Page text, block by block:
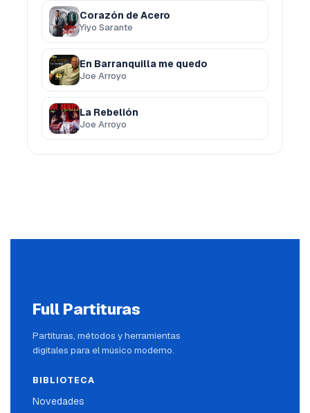
Corazón de Acero
Yiyo Sarante
En Barranquilla me quedo
Joe Arroyo
La Rebelión
Joe Arroyo
Full Partituras
Partituras, métodos y herramientas
digitales para el músico moderno.
BIBLIOTECA
Novedades